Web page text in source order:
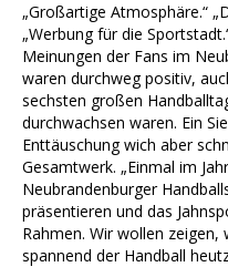
„Großartige Atmosphäre.“
„Werbung für die
Meinungen der Fans im
waren durchweg positiv,
sechsten großen
durchwachsen waren. Ein
Enttäuschung wich aber
Gesamtwerk. „Einmal im
Neubrandenburger
präsentieren und das
Rahmen. Wir wollen
spannend der Handball